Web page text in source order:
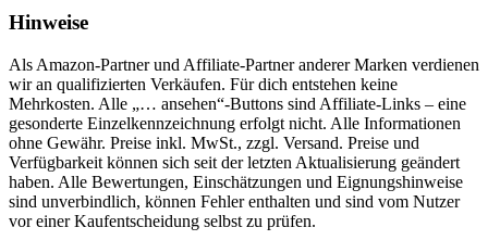
Hinweise
Als Amazon-Partner und Affiliate-Partner anderer Marken verdienen
wir an qualifizierten Verkäufen. Für dich entstehen keine
Mehrkosten. Alle „… ansehen“-Buttons sind Affiliate-Links – eine
gesonderte Einzelkennzeichnung erfolgt nicht. Alle Informationen
ohne Gewähr. Preise inkl. MwSt., zzgl. Versand. Preise und
Verfügbarkeit können sich seit der letzten Aktualisierung geändert
haben. Alle Bewertungen, Einschätzungen und Eignungshinweise
sind unverbindlich, können Fehler enthalten und sind vom Nutzer
vor einer Kaufentscheidung selbst zu prüfen.